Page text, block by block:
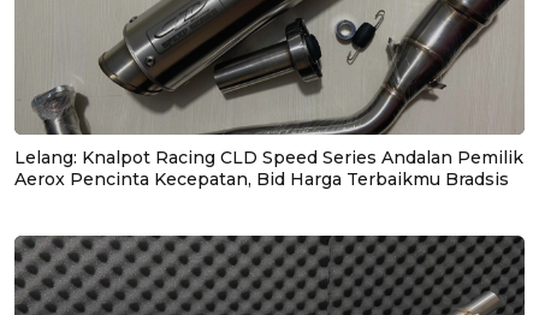
Lelang: Knalpot Racing CLD Speed Series Andalan Pemilik
Aerox Pencinta Kecepatan, Bid Harga Terbaikmu Bradsis